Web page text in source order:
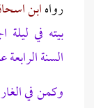
رواهابن
بيته في
السنة الرابعة
وكمن في